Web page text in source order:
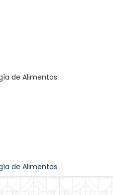
de Alimentos
de Alimentos